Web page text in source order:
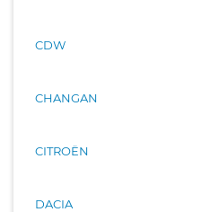
CDW
CHANGAN
CITROËN
DACIA